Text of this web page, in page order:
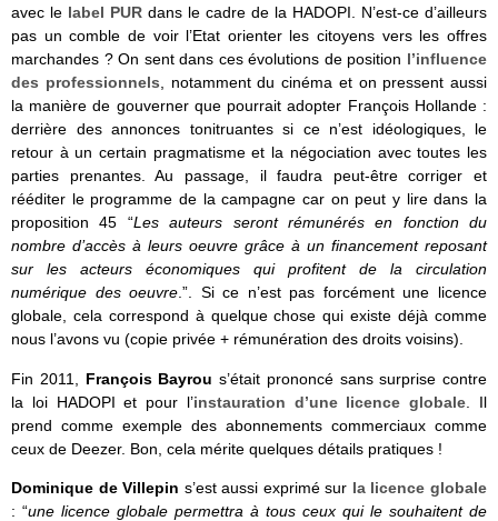
avec le label PUR dans le cadre de la HADOPI. N’est-ce d’ailleurs
pas un comble de voir l’Etat orienter les citoyens vers les offres
marchandes ? On sent dans ces évolutions de position l’influence
des professionnels, notamment du cinéma et on pressent aussi
la manière de gouverner que pourrait adopter François Hollande :
derrière des annonces tonitruantes si ce n’est idéologiques, le
retour à un certain pragmatisme et la négociation avec toutes les
parties prenantes. Au passage, il faudra peut-être corriger et
rééditer le programme de la campagne car on peut y lire dans la
proposition 45 “Les auteurs seront rémunérés en fonction du
nombre d’accès à leurs oeuvre grâce à un financement reposant
sur les acteurs économiques qui profitent de la circulation
numérique des oeuvre.”. Si ce n’est pas forcément une licence
globale, cela correspond à quelque chose qui existe déjà comme
nous l’avons vu (copie privée + rémunération des droits voisins).
Fin 2011, François Bayrou s’était prononcé sans surprise contre
la loi HADOPI et pour l’instauration d’une licence globale . Il
prend comme exemple des abonnements commerciaux comme
ceux de Deezer. Bon, cela mérite quelques détails pratiques !
Dominique de Villepin s’est aussi exprimé sur la licence globale
: “une licence globale permettra à tous ceux qui le souhaitent de